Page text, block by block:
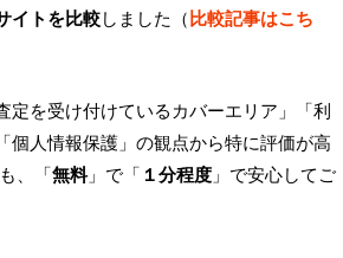
イトを比較しました（比較記事はこち
定を受け付けているカバーエリア」「利
個人情報保護」の観点から特に評価が高
、「無料」で「 １分程度 」で安心してご